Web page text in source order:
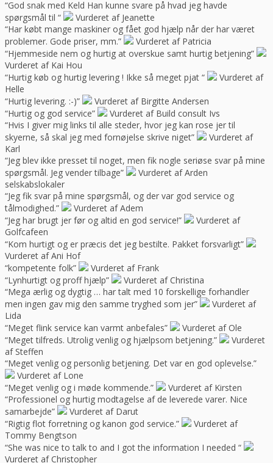
“God snak med Keld Han kunne svare på hvad jeg havde
spørgsmål til “
Vurderet af Jeanette
“Har købt mange maskiner og fået god hjælp når der har været
problemer. Gode priser, mm.”
Vurderet af Patricia
“Hjemmeside nem og hurtig at overskue samt hurtig betjening”
Vurderet af Kai Hou
“Hurtig køb og hurtig levering ! Ikke så meget pjat “
Vurderet af
Helle
“Hurtig levering. :-)”
Vurderet af Birgitte Andersen
“Hurtig og god service”
Vurderet af Build consult Ivs
“Hvis I giver mig links til alle steder, hvor jeg kan rose jer til
skyerne, så skal jeg med fornøjelse skrive niget”
Vurderet af
Karl
“Jeg blev ikke presset til noget, men fik nogle seriøse svar på mine
spørgsmål. Jeg vender tilbage”
Vurderet af Arden
selskabslokaler
“Jeg fik svar på mine spørgsmål, og der var god service og
tålmodighed.”
Vurderet af Adem
“Jeg har brugt jer før og altid en god service!”
Vurderet af
Golfcafeen
“Kom hurtigt og er præcis det jeg bestilte. Pakket forsvarligt”
Vurderet af Ani Hof
“kompetente folk”
Vurderet af Frank
“Lynhurtigt og proff hjælp”
Vurderet af Christina
“Mega ærlig og dygtig … har talt med 10 forskellige forhandler
men ingen gav mig den samme tryghed som jer”
Vurderet af
Lida
“Meget flink service kan varmt anbefales”
Vurderet af Ole
“Meget tilfreds. Utrolig venlig og hjælpsom betjening.”
Vurderet
af Steffen
“Meget venlig og personlig betjening. Det var en god oplevelse.”
Vurderet af Lone
“Meget venlig og i møde kommende.”
Vurderet af Kirsten
“Professionel og hurtig modtagelse af de leverede varer. Nice
samarbejde”
Vurderet af Darut
“Rigtig flot forretning og kanon god service.”
Vurderet af
Tommy Bengtson
“She was nice to talk to and I got the information I needed “
Vurderet af Christopher